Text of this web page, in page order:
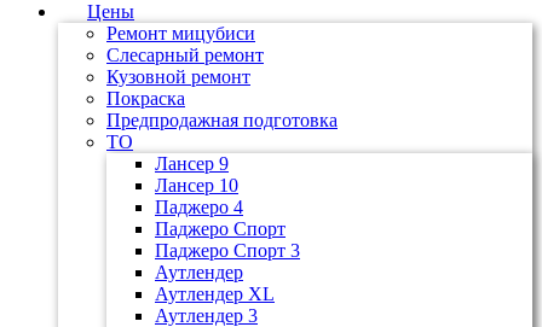
Цены
Ремонт мицубиси
Слесарный ремонт
Кузовной ремонт
Покраска
Предпродажная подготовка
ТО
Лансер 9
Лансер 10
Паджеро 4
Паджеро Спорт
Паджеро Спорт 3
Аутлендер
Аутлендер ХL
Аутлендер 3